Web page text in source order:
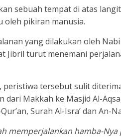
sebuah tempat di atas
oleh pikiran manusia.
yang dilakukan oleh
Jibril turut menemani
peristiwa tersebut sulit
dari Makkah ke Masjid Al-
Surah Al-Isra’ dan An-
memperjalankan hamba-